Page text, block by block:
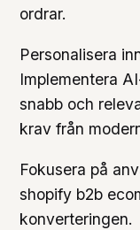
ordrar.
Personalisera
Implementera
snabb och
krav från
Fokusera på
shopify b2b
konverteringen.